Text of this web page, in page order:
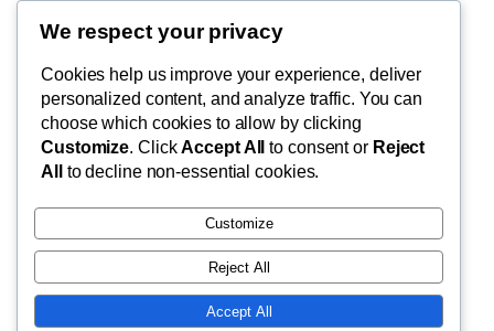
Thunder Feeds
你最喜欢的电子游戏和攻略杂志
博客
关于
常见问题
作者
事件
商店
样板
主题
We respect your privacy
Cookies help us improve your experience, deliver
personalized content, and analyze traffic. You can
choose which cookies to allow by clicking
Customize. ClickAccept All to consent or Reject
All
to decline non-essential cookies.
Customize
Reject All
Accept All